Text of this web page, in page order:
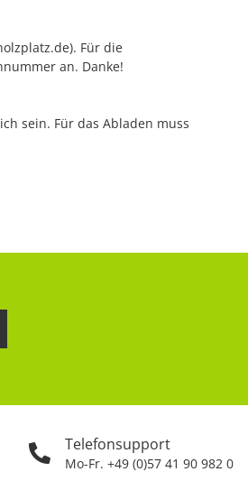
Für die
an. Danke!
sein. Für das Abladen muss
Telefonsupport
Mo-Fr. +49 (0)57 41 90 982 0